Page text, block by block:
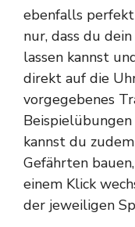
ebenfalls
nur, dass du
lassen kannst
direkt auf die
vorgegebenes
kannst du
Gefährten
einem Klick
der jeweiligen